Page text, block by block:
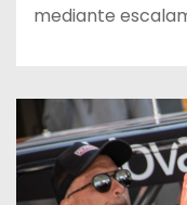
mediante